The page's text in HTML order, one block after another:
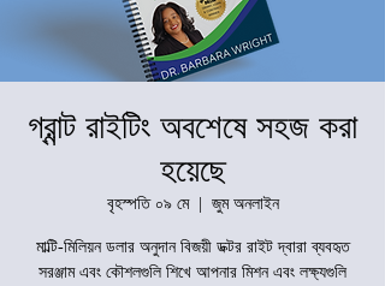
গ্রান্ট রাইটিং অবশেষে সহজ করা
হয়েছে
বৃহস্পতি ০৯ মে
  |
জুম অনলাইন
মাল্টি-মিলিয়ন ডলার অনুদান বিজয়ী ডক্টর রাইট দ্বারা ব্যবহৃত
সরঞ্জাম এবং কৌশলগুলি শিখে আপনার মিশন এবং লক্ষ্যগুলি